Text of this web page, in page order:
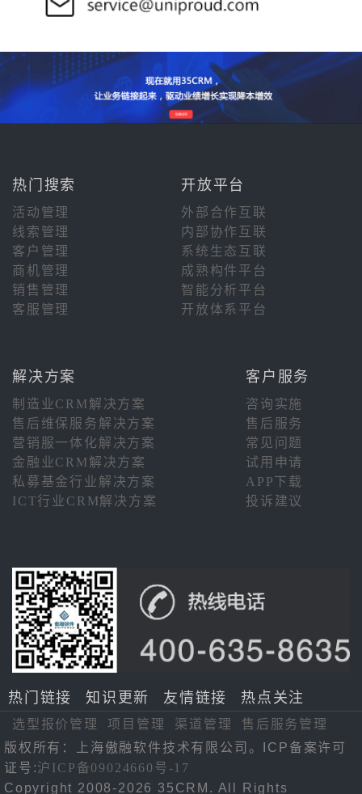
热门搜索 开放平台
活动管理
外部合作互联
线索管理
内部协作互联
客户管理
系统生态互联
商机管理
成熟构件平台
销售管理
智能分析平台
客服管理
开放体系平台
解决方案 客户服务
制造业CRM解决方案
咨询实施
售后维保服务解决方案
售后服务
营销服一体化解决方案
常见问题
金融业CRM解决方案
试用申请
私募基金行业解决方案
APP下载
ICT行业CRM解决方案
投诉建议
热门链接 知识更新 友情链接 热点关注
选型报价管理 项目管理 渠道管理
售后服务管理
版权所有：上海傲融软件技术有限公司。ICP备案许可
证号:沪ICP备09024660号-17
Copyright 2008-2026 35CRM. All Rights